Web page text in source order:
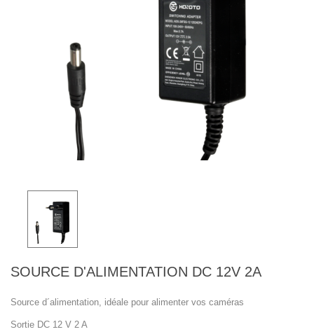
SOURCE D'ALIMENTATION DC 12V 2A
Source d´alimentation, idéale pour alimenter vos caméras
Sortie DC 12 V 2 A